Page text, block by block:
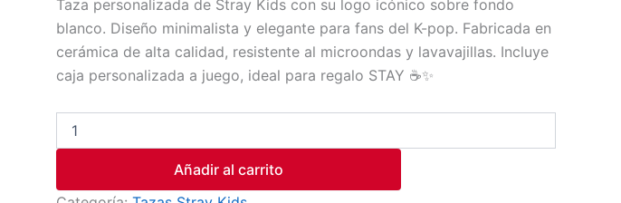
Taza personalizada de Stray Kids con su logo icónico sobre fondo
blanco. Diseño minimalista y elegante para fans del K-pop. Fabricada en
cerámica de alta calidad, resistente al microondas y lavavajillas. Incluye
caja personalizada a juego, ideal para regalo STAY ☕✨
Añadir al carrito